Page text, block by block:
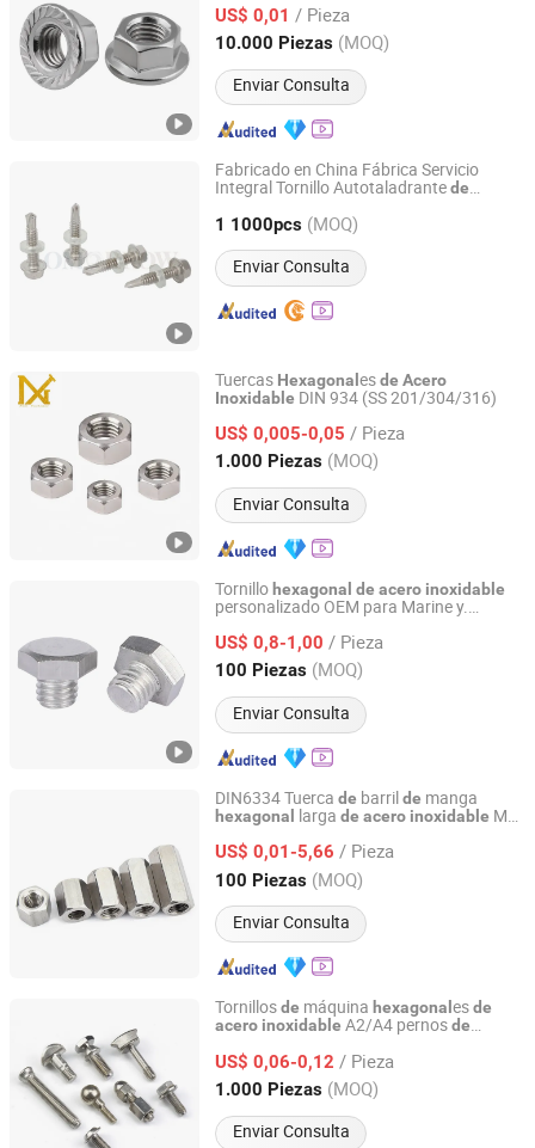
Hexagonales HDG para Proyectos
Construcción
US$ 0,01 / Pieza
10.000 Piezas (MOQ)
Enviar Consulta
Zhejiang, China Desde 2026
Fabricado en China Fábrica Servicio
Integral Tornillo Autotaladrantede
410, 304, 316 (Hex) DIN7504 (K),
1 1000pcs (MOQ)
Enviar Consulta
Jiangsu Tomorrow Stainless Steel Co., Ltd.
Jiangsu, China Desde 2015
Tuercas Hexagonal esde Acero
Inoxidable DIN 934 (SS 201/304/316)
US$ 0,005-0,05 / Pieza
1.000 Piezas (MOQ)
Enviar Consulta
Wenzhou Nixi Fasteners Co., Ltd.
Zhejiang, China Desde 2025
Tornillo hexagonal de acero inoxidable
personalizado OEM para Marine y.
US$ 0,8-1,00 / Pieza
100 Piezas (MOQ)
Enviar Consulta
Jiangsu Gubiao Stainless Steel Products Co., Ltd
Jiangsu, China Desde 2025
DIN6334 Tuerca de barrilde manga
hexagonal larga de acero inoxidable M3
hexagonal
US$ 0,01-5,66 / Pieza
100 Piezas (MOQ)
Enviar Consulta
Yangzhou Worskey Metal Products Co., Ltd.
Jiangsu, China Desde 2020
Tornillosde máquina hexagonal esde
acero inoxidable A2/A4 pernosde
US$ 0,06-0,12 / Pieza
1.000 Piezas (MOQ)
Enviar Consulta
Jiaxing Goshen Hardware Co., Ltd.
Zhejiang, China Desde 2012